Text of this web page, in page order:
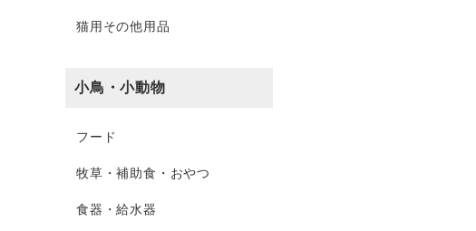
猫用その他用品
小鳥・小動物
フード
牧草・補助食・おやつ
食器・給水器